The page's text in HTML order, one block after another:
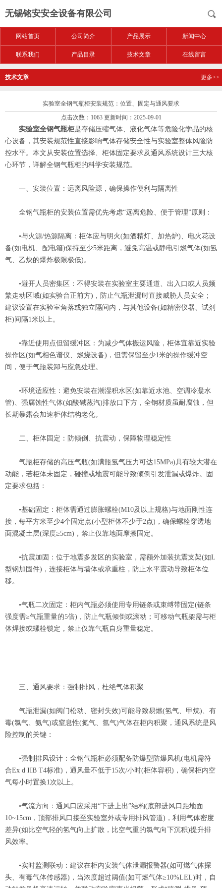
无锡铭安安全设备有限公司
网站首页 公司简介 产品展示 新闻中心
联系我们 产品目录 技术文章 在线留言
技术文章 更多>>
实验室全钢气瓶柜安装规范：位置、固定与通风要求
点击次数：1063 更新时间：2025-09-01
实验室全钢气瓶柜是存储压缩气体、液化气体等危险化学品的核
心设备，其安装规范性直接影响气体存储安全性与实验室整体风险防
控水平。本文从安装位置选择、柜体固定要求及通风系统设计三大核
心环节，详解全钢气瓶柜的科学安装规范。
一、安装位置：远离风险源，确保操作便利与隔离性
全钢气瓶柜的安装位置需优先考虑“远离危险、便于管理”原则：
•与火源/热源隔离：柜体应与明火(如酒精灯、加热炉)、电火花设
备(如电机、配电箱)保持至少5米距离，避免高温或静电引燃气体(如氢
气、乙炔的爆炸极限极低)。
•避开人员密集区：不得安装在实验室主要通道、出入口或人员频
繁走动区域(如实验台正前方)，防止气瓶泄漏时直接威胁人员安全；
建议设置在实验室角落或独立隔间内，与其他设备(如精密仪器、试剂
柜)间隔1米以上。
•靠近使用点但留缓冲区：为减少气体搬运风险，柜体宜靠近实验
操作区(如气相色谱仪、燃烧设备)，但需保留至少1米的操作缓冲空
间，便于气瓶装卸与应急处理。
•环境适应性：避免安装在潮湿积水区(如靠近水池、空调冷凝水
管)、强腐蚀性气体(如酸碱蒸汽)排放口下方，全钢材质虽耐腐蚀，但
长期暴露会加速柜体结构老化。
二、柜体固定：防倾倒、抗震动，保障物理稳定性
气瓶柜存储的高压气瓶(如满瓶氢气压力可达15MPa)具有较大潜在
动能，若柜体未固定，碰撞或地震可能导致倾倒引发泄漏或爆炸。固
定要求包括：
•基础固定：柜体需通过膨胀螺栓(M10及以上规格)与地面刚性连
接，每平方米至少4个固定点(小型柜体不少于2点)，确保螺栓穿透地
面混凝土层(深度≥5cm)，禁止仅靠地面摩擦固定。
•抗震加固：位于地震多发区的实验室，需额外加装抗震支架(如L
型钢加固件)，连接柜体与墙体或承重柱，防止水平震动导致柜体位
移。
•气瓶二次固定：柜内气瓶必须使用专用链条或束缚带固定(链条
强度需≥气瓶重量的5倍)，防止气瓶倾倒或滚动；可移动气瓶架需与柜
体焊接或螺栓锁定，禁止仅靠气瓶自身重量稳定。
三、通风要求：强制排风，杜绝气体积聚
气瓶泄漏(如阀门松动、密封失效)可能导致易燃(氢气、甲烷)、有
毒(氯气、氨气)或窒息性(氮气、氩气)气体在柜内积聚，通风系统是风
险控制的关键：
•强制排风设计：全钢气瓶柜必须配备防爆型防爆风机(电机需符
合Ex d IIB T4标准)，通风量不低于15次/小时(柜体容积)，确保柜内空
气每小时置换1次以上。
•气流方向：通风口应采用“下进上出”结构(底部进风口距地面
10~15cm，顶部排风口接至实验室外或专用排风管道)，利用气体密度
差异(如比空气轻的氢气向上扩散，比空气重的氯气向下沉积)提升排
风效率。
•实时监测联动：建议在柜内安装气体泄漏报警器(如可燃气体探
头、有毒气体传感器)，当浓度超过阈值(如可燃气体≥10%LEL)时，自